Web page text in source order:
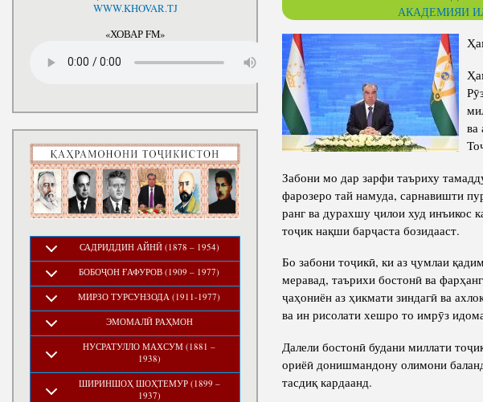
of the Republic of Tajikistan
for the Period up to 2030, The
Medium-term Development
Program of the Republic of
Tajikistan for 2016-2020
АКАДЕМИЯИ
ва
Забони мо дар зарфи таъриху
фарозеро тай намуда, сарнавишти
ранг ва дурахшу ҷилои худ инъикос
тоҷик нақши барҷаста бозидааст.
Бо забони тоҷикӣ, ки аз ҷумлаи
меравад, таърихи бостонӣ ва
ҷаҳониён аз ҳикмати зиндагӣ ва
ва ин рисолати хешро то имрӯз
Далели бостонӣ будани миллати
ориёӣ донишмандону олимони
тасдиқ кардаанд.
WWW.KHOVAR.TJ
«ХОВАР FM»
САДРИДДИН АЙНӢ (1878 – 1954)
БОБОҶОН ҒАФУРОВ (1909 – 1977)
МИРЗО ТУРСУНЗОДА (1911-1977)
ЭМОМАЛӢ РАҲМОН
НУСРАТУЛЛО МАХСУМ (1881 –
1938)
ШИРИНШОҲ ШОҲТЕМУР (1899 –
1937)